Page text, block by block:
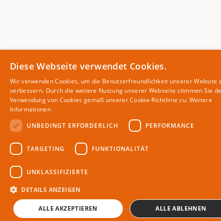
Diese Webseite verwendet Cookies.
Wir verwenden Cookies, um die Benutzerfreundlichkeit unserer Website
verbessern. Durch die weitere Nutzung unserer Webseite stimmen Sie
Verwendung von Cookies gemäß unserer Cookie-Richtlinie zu. Weitere
Informationen
UNBEDINGT ERFORDERLICH
PERFORMANCE
TARGETING FUNKTIONALITÄT
UNKLASSIFIZIERTE
DETAILS ANZEIGEN
ALLE AKZEPTIEREN ALLE ABLEHNEN